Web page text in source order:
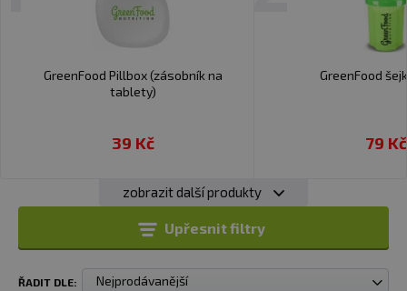
GreenFood Pillbox (zásobník na
tablety)
39 Kč
GreenFood
79 Kč
zobrazit další produkty
Upřesnit filtry
ŘADIT DLE: Nejprodávanější